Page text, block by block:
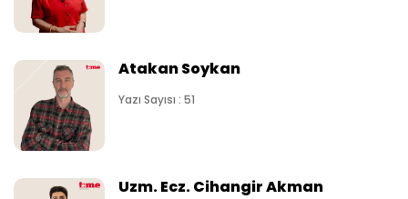
Atakan Soykan
Yazı Sayısı : 51
Uzm. Ecz. Cihangir Akman